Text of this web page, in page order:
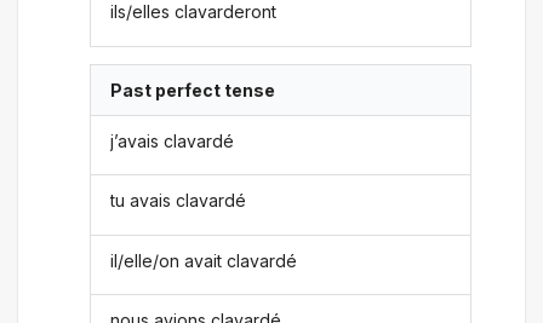
ils/elles clavarderont
Past perfect tense
j’avais clavardé
tu avais clavardé
il/elle/on avait clavardé